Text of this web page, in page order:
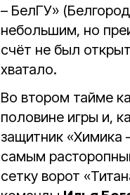
– БелГУ»
небольшим, но
счёт не был
хватало.
Во втором тайме
половине игры и,
защитник «Химика
самым
сетку ворот